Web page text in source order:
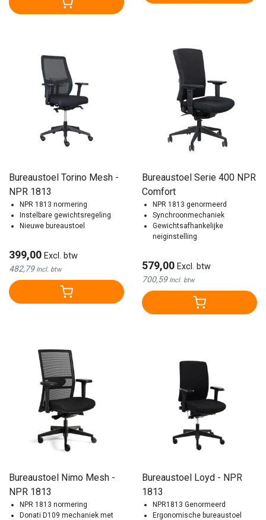
Bureaustoel Torino Mesh -
NPR 1813
NPR 1813 normering
Instelbare gewichtsregeling
Nieuwe bureaustoel
399,00 Excl. btw
482,79 Incl. btw
Bureaustoel Serie 400 NPR
Comfort
NPR 1813 genormeerd
Synchroonmechaniek
Gewichtsafhankelijke
neiginstelling
579,00 Excl. btw
700,59 Incl. btw
Bureaustoel Nimo Mesh -
NPR 1813
NPR 1813 normering
Donati D109 mechaniek met
Bureaustoel Loyd - NPR
1813
NPR1813 Genormeerd
Ergonomische bureaustoel